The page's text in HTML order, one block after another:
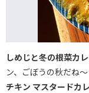
しめじと冬の根菜カ
ン、ごぼうの秋だね
チキン マスタードカ